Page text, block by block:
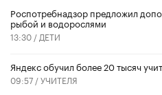
Роспотребнадзор предложил
рыбой и водорослями
13:30 / ДЕТИ
​Яндекс обучил более 20 тысяч
09:57 /УЧИТЕЛЯ